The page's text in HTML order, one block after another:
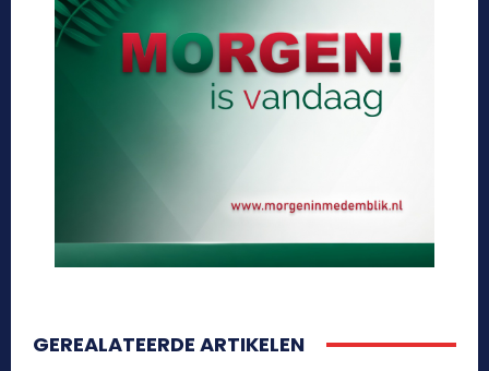
GEREALATEERDE ARTIKELEN